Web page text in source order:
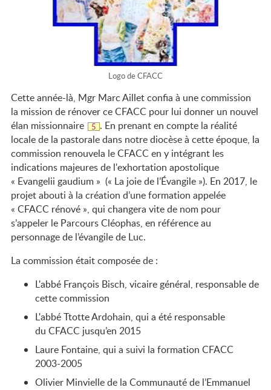
Logo de CFACC
Cette année-là, Mgr Marc Aillet confia à une commission
la mission de rénover ce CFACC pour lui donner un nouvel
élan missionnaire
Note
de
bas
de
page
5 . En prenant en compte la réalité
locale de la pastorale dans notre diocèse à cette époque, la
commission renouvela le CFACC en y intégrant les
indications majeures de l'exhortation apostolique
« Evangelii gaudium » (« La joie de l’Évangile »). En 2017, le
projet abouti à la création d’une formation appelée
« CFACC rénové », qui changera vite de nom pour
s’appeler le Parcours Cléophas, en référence au
personnage de l’évangile de Luc.
La commission était composée de :
L'abbé François Bisch, vicaire général, responsable de
cette commission
L'abbé Ttotte Ardohain, qui a été responsable
du CFACC jusqu’en 2015
Laure Fontaine, qui a suivi la formation CFACC
2003-2005
Olivier Minvielle de la Communauté de l’Emmanuel